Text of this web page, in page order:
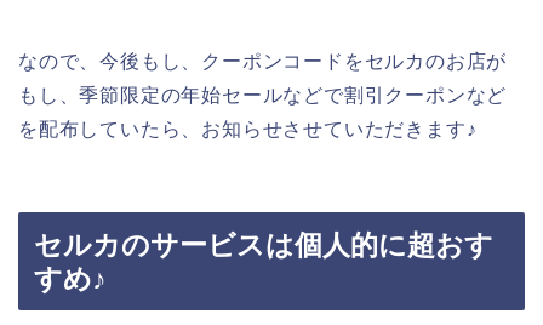
なので、今後もし、クーポンコードをセルカのお店が
もし、季節限定の年始セールなどで割引クーポンなど
を配布していたら、お知らせさせていただきます♪
セルカのサービスは個人的に超おす
すめ♪